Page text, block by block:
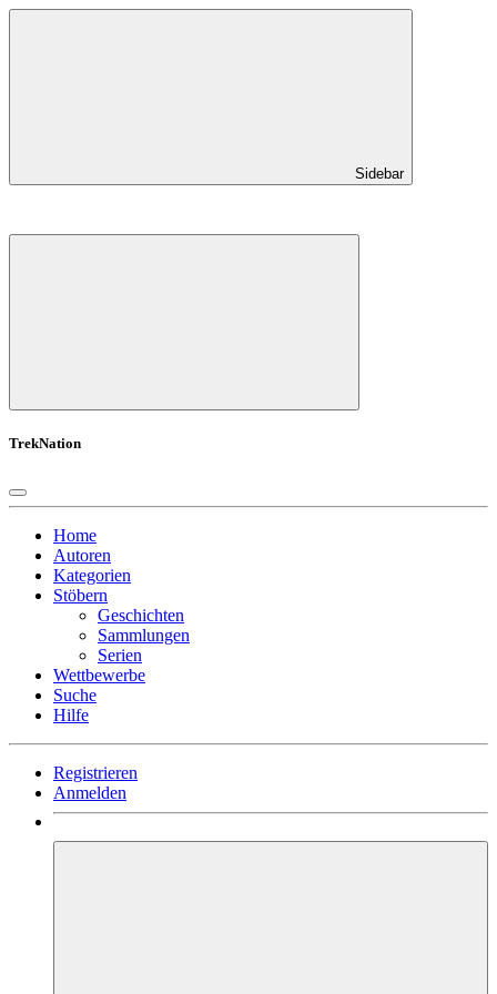
Sidebar
TrekNation
Home
Autoren
Kategorien
Stöbern
Geschichten
Sammlungen
Serien
Wettbewerbe
Suche
Hilfe
Registrieren
Anmelden